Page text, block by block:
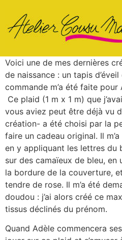
Voici une de mes dernières
de naissance : un tapis
commande m’a été faite
Ce plaid (1 m x 1 m) que
vous aviez peut être déjà vu
création- a été choisi par la
faire un cadeau original. Il
en y appliquant les lettres du
sur des camaïeux de bleu,
la bordure de la couverture,
tendre de rose. Il m’a été
doudou : j’ai alors créé ce
tissus déclinés du prénom.
Quand Adèle commencera